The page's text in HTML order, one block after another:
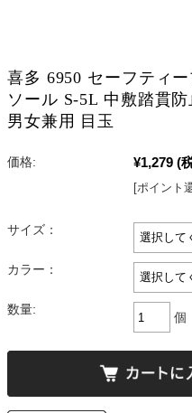
喜多 6950 セーフティ
ソール S-5L 中敷踏貫
男女兼用 目玉
価格: ¥1,279 (
[ポイント
サイズ：
カラー：
数量:
個